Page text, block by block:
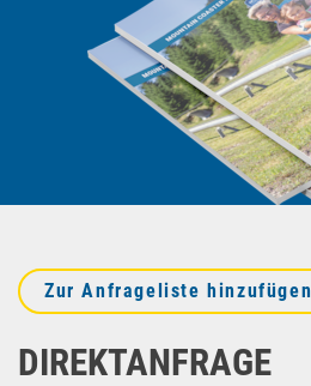
DIREKTANFRAGE
Zur Anfrageliste hinzufügen